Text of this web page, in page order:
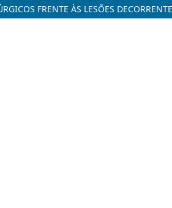
FRENTE ÀS LESÕES